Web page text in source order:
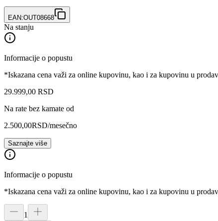
EAN:OUT08668
Na stanju
Informacije o popustu
*Iskazana cena važi za online kupovinu, kao i za kupovinu u
29.999,00 RSD
Na rate bez kamate od
2.500,00RSD/mesečno
Saznajte više
Informacije o popustu
*Iskazana cena važi za online kupovinu, kao i za kupovinu u
1